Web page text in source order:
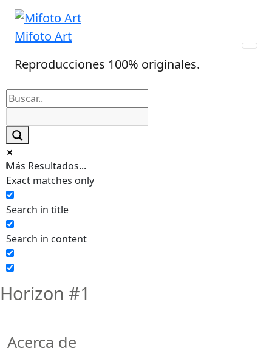
Skip
content
Mifoto Art
Reproducciones 100% originales.
Más Resultados...
Exact matches only
Search in title
Search in content
Horizon #1
Acerca de